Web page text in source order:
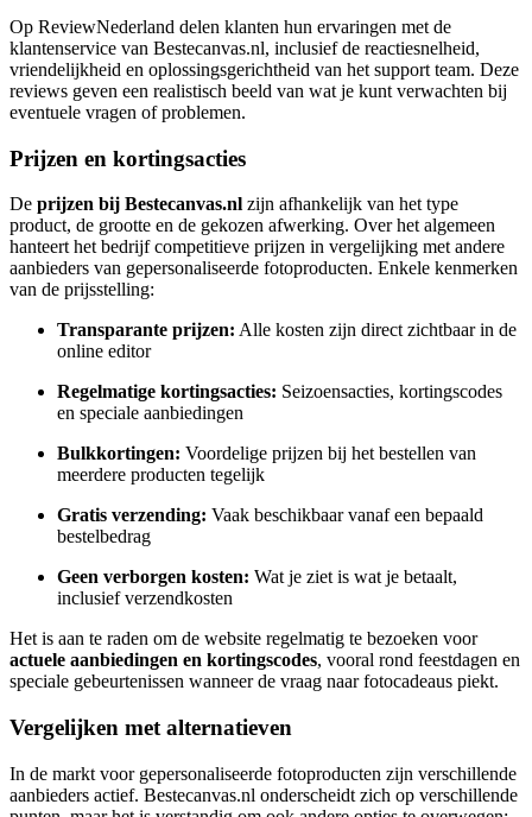
Op ReviewNederland delen klanten hun ervaringen met de
klantenservice van Bestecanvas.nl, inclusief de reactiesnelheid,
vriendelijkheid en oplossingsgerichtheid van het support team. Deze
reviews geven een realistisch beeld van wat je kunt verwachten bij
eventuele vragen of problemen.
Prijzen en kortingsacties
De prijzen bij Bestecanvas.nl zijn afhankelijk van het type
product, de grootte en de gekozen afwerking. Over het algemeen
hanteert het bedrijf competitieve prijzen in vergelijking met andere
aanbieders van gepersonaliseerde fotoproducten. Enkele kenmerken
van de prijsstelling:
Transparante prijzen: Alle kosten zijn direct zichtbaar in de
online editor
Regelmatige kortingsacties: Seizoensacties, kortingscodes
en speciale aanbiedingen
Bulkkortingen: Voordelige prijzen bij het bestellen van
meerdere producten tegelijk
Gratis verzending: Vaak beschikbaar vanaf een bepaald
bestelbedrag
Geen verborgen kosten: Wat je ziet is wat je betaalt,
inclusief verzendkosten
Het is aan te raden om de website regelmatig te bezoeken voor
actuele aanbiedingen en kortingscodes, vooral rond feestdagen en
speciale gebeurtenissen wanneer de vraag naar fotocadeaus piekt.
Vergelijken met alternatieven
In de markt voor gepersonaliseerde fotoproducten zijn verschillende
aanbieders actief. Bestecanvas.nl onderscheidt zich op verschillende